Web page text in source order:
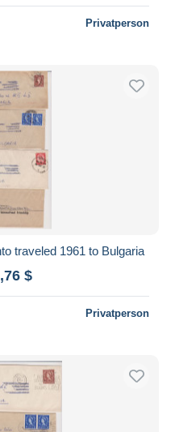
Privatperson
traveled 1961 to Bulgaria
$
Privatperson